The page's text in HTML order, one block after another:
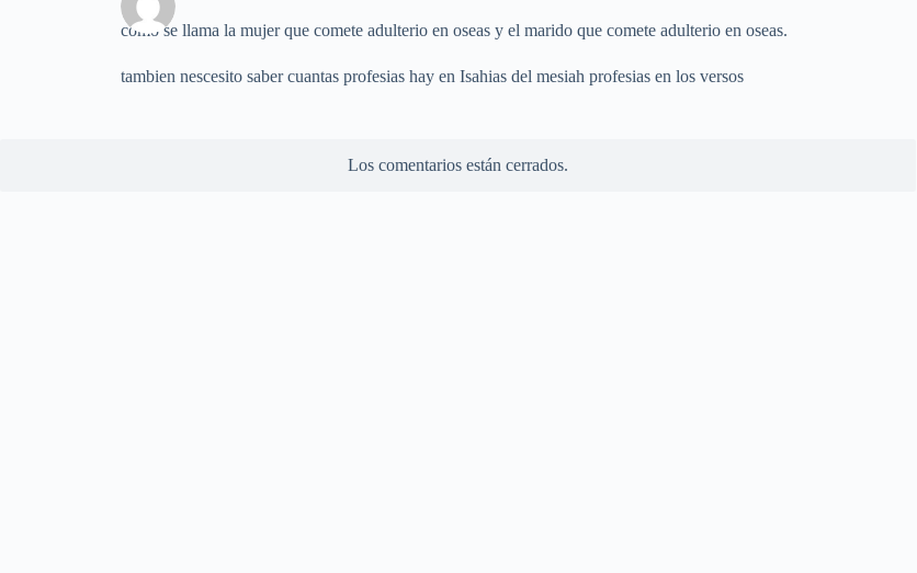
como se llama la mujer que comete adulterio en oseas y el marido que comete adulterio en oseas.
tambien nescesito saber cuantas profesias hay en Isahias del mesiah profesias en los versos
Los comentarios están cerrados.